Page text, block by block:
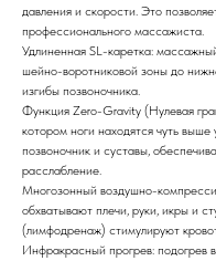
давления и скорости. Это
профессионального массажиста.
Удлиненная SL-каретка:
шейно-воротниковой зоны до
изгибы позвоночника.
Функция Zero-Gravity (Нулевая
котором ноги находятся чуть
позвоночник и суставы,
расслабление.
Многозонный воздушно-
обхватывают плечи, руки, икры и
(лимфодренаж) стимулируют
Инфракрасный прогрев: подогрев